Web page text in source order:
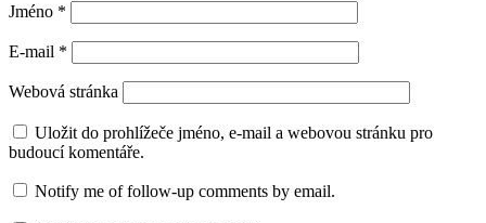
Jméno *
E-mail *
Webová stránka
Uložit do prohlížeče jméno, e-mail a webovou stránku pro
budoucí komentáře.
Notify me of follow-up comments by email.